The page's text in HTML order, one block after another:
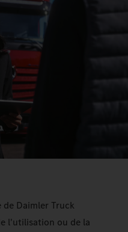
de Daimler Truck
l'utilisation ou de la